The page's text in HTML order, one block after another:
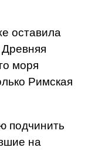
оставила
моря
Римская
подчинить
на